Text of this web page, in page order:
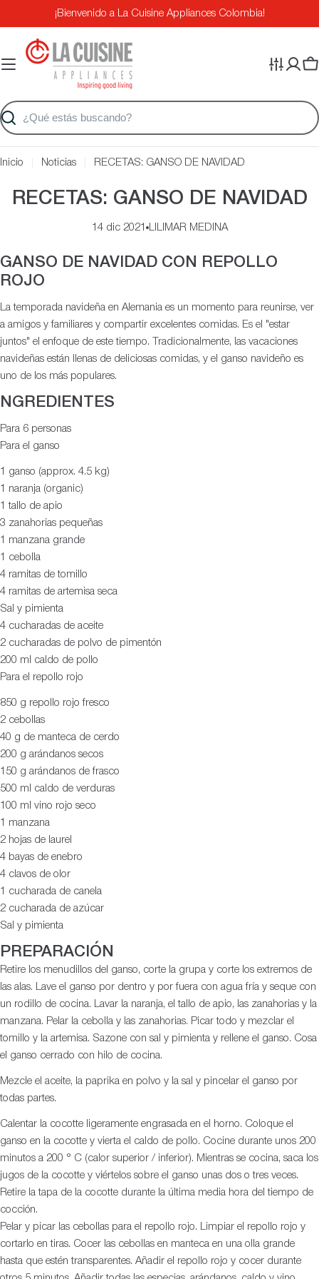
al
contenido
¡Bienvenido a La Cuisine Appliances Colombia!
Buscar
Inicio Noticias RECETAS: GANSO DE NAVIDAD
RECETAS: GANSO DE NAVIDAD
14 dic 2021 LILIMAR MEDINA
GANSO DE NAVIDAD CON REPOLLO
ROJO
La temporada navideña en Alemania es un momento para reunirse, ver
a amigos y familiares y compartir excelentes comidas. Es el "estar
juntos" el enfoque de este tiempo. Tradicionalmente, las vacaciones
navideñas están llenas de deliciosas comidas, y el ganso navideño es
uno de los más populares.
NGREDIENTES
Para 6 personas
Para el ganso
1 ganso (approx. 4.5 kg)
1 naranja (organic)
1 tallo de apio
3 zanahorias pequeñas
1 manzana grande
1 cebolla
4 ramitas de tomillo
4 ramitas de artemisa seca
Sal y pimienta
4 cucharadas de aceite
2 cucharadas de polvo de pimentón
200 ml caldo de pollo
Para el repollo rojo
850 g repollo rojo fresco
2 cebollas
40 g de manteca de cerdo
200 g arándanos secos
150 g arándanos de frasco
500 ml caldo de verduras
100 ml vino rojo seco
1 manzana
2 hojas de laurel
4 bayas de enebro
4 clavos de olor
1 cucharada de canela
2 cucharada de azúcar
Sal y pimienta
PREPARACIÓN
Retire los menudillos del ganso, corte la grupa y corte los extremos de
las alas. Lave el ganso por dentro y por fuera con agua fría y seque con
un rodillo de cocina. Lavar la naranja, el tallo de apio, las zanahorias y la
manzana. Pelar la cebolla y las zanahorias. Picar todo y mezclar el
tomillo y la artemisa. Sazone con sal y pimienta y rellene el ganso. Cosa
el ganso cerrado con hilo de cocina.
Mezcle el aceite, la paprika en polvo y la sal y pincelar el ganso por
todas partes.
Calentar la cocotte ligeramente engrasada en el horno. Coloque el
ganso en la cocotte y vierta el caldo de pollo. Cocine durante unos 200
minutos a 200 ° C (calor superior / inferior). Mientras se cocina, saca los
jugos de la cocotte y viértelos sobre el ganso unas dos o tres veces.
Retire la tapa de la cocotte durante la última media hora del tiempo de
cocción.
Pelar y picar las cebollas para el repollo rojo. Limpiar el repollo rojo y
cortarlo en tiras. Cocer las cebollas en manteca en una olla grande
hasta que estén transparentes. Añadir el repollo rojo y cocer durante